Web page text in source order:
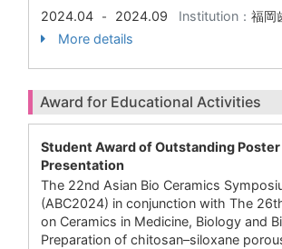
2024.04 - 2024.09 Institution： 福岡
More details
Award for Educational Activities
Student Award of Outstanding Poster
Presentation
The 22nd Asian Bio Ceramics
(ABC2024) in conjunction with The
on Ceramics in Medicine, Biology and
Preparation of chitosan–siloxane